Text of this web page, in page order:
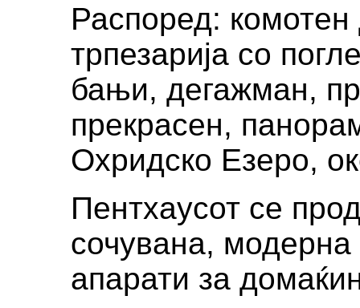
Распоред: комотен
трпезарија со
бањи, дегажман,
прекрасен,
Охридско Езеро,
Пентхаусот се
сочувана,
апарати за